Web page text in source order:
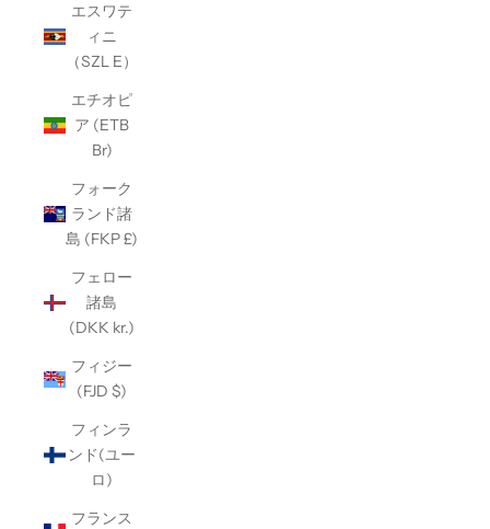
エスワテ
ィニ
（SZL E）
エチオピ
ア (ETB
Br)
フォーク
ランド諸
島 (FKP £)
フェロー
諸島
(DKK kr.)
フィジー
(FJD $)
フィンラ
ンド(ユー
ロ)
フランス